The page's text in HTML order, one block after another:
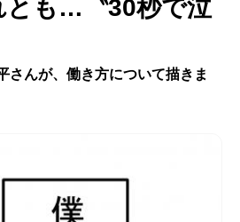
とも…〝30秒で泣
さんが、働き方について描きま